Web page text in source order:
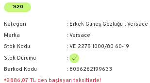
%20
Kategori Erkek Güneş Gözlüğü , Versace
Marka
Versace
Stok Kodu
VE 2275 1000/80 60-19
Stok Durumu
Barkod Kodu
8056262199633
*2.886,07 TL den başlayan taksitlerle!